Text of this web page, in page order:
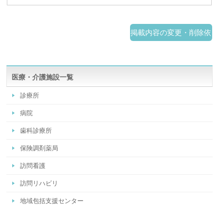
掲載内容の変更・削除依
医療・介護施設一覧
診療所
病院
歯科診療所
保険調剤薬局
訪問看護
訪問リハビリ
地域包括支援センター